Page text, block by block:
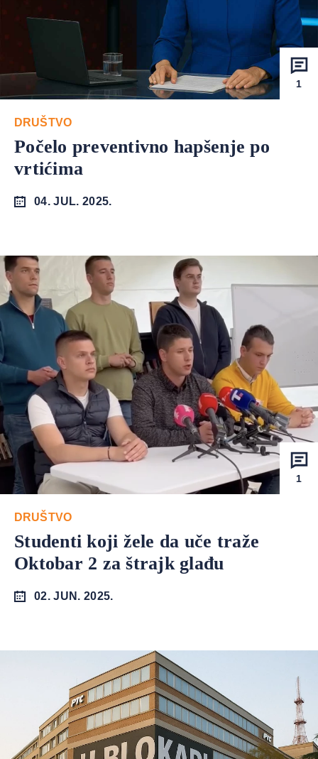
1
DRUŠTVO
Počelo preventivno hapšenje po
vrtićima
04. JUL. 2025.
1
DRUŠTVO
Studenti koji žele da uče traže
Oktobar 2 za štrajk glađu
02. JUN. 2025.